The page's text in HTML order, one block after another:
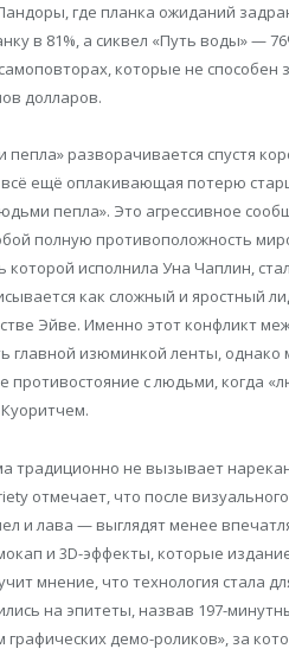
где планка ожиданий
в 81%, а сиквел «Путь воды» —
которые не
долларов.
разворачивается спустя
ещё оплакивающая потерю
пепла». Это агрессивное
полную противоположность
исполнила Уна Чаплин,
как сложный и яростный
Эйве. Именно этот конфликт
главной изюминкой ленты, однако
противостояние с людьми, когда
традиционно не вызывает
отмечает, что после
и лава — выглядят менее
и 3D-эффекты, которые
мнение, что технология стала
на эпитеты, назвав 197-
демо-роликов», за